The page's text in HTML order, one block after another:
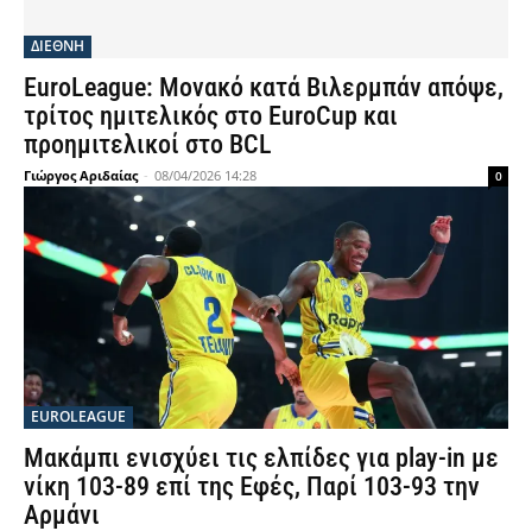
ΔΙΕΘΝΗ
EuroLeague: Μονακό κατά Βιλερμπάν απόψε,
τρίτος ημιτελικός στο EuroCup και
προημιτελικοί στο BCL
Γιώργος Αριδαίας - 08/04/2026 14:28 0
EUROLEAGUE
Μακάμπι ενισχύει τις ελπίδες για play-in με
νίκη 103-89 επί της Εφές, Παρί 103-93 την
Αρμάνι